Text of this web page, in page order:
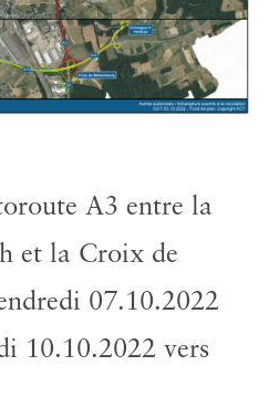
A3 entre la
et la Croix de
07.10.2022
10.10.2022 vers